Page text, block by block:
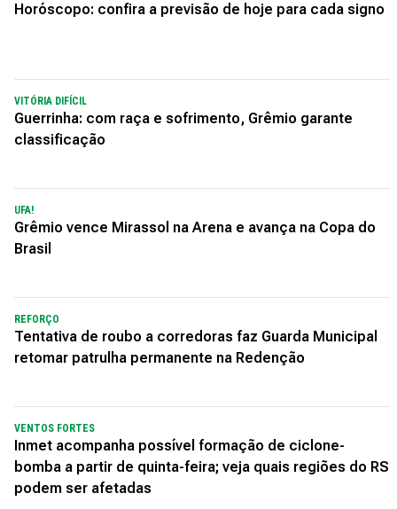
Horóscopo: confira a previsão de hoje para cada signo
VITÓRIA DIFÍCIL
Guerrinha: com raça e sofrimento, Grêmio garante
classificação
UFA!
Grêmio vence Mirassol na Arena e avança na Copa do
Brasil
REFORÇO
Tentativa de roubo a corredoras faz Guarda Municipal
retomar patrulha permanente na Redenção
VENTOS FORTES
Inmet acompanha possível formação de ciclone-
bomba a partir de quinta-feira; veja quais regiões do RS
podem ser afetadas